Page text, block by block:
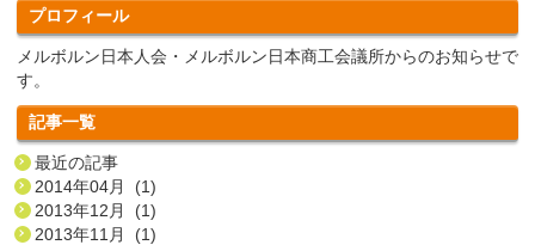
プロフィール
メルボルン日本人会・メルボルン日本商工会議所からのお知らせで
す。
記事一覧
最近の記事
2014年04月 (1)
2013年12月 (1)
2013年11月 (1)